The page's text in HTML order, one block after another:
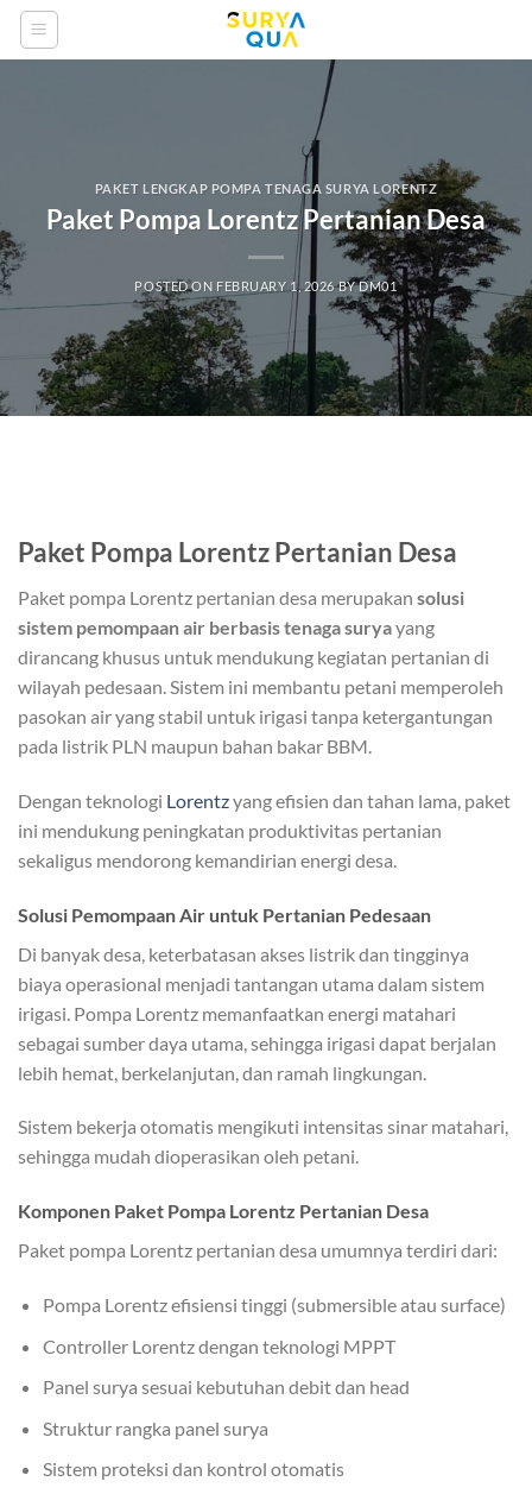
Skip
PAKET LENGKAP POMPA TENAGA SURYA LORENTZ
Paket Pompa Lorentz Pertanian Desa
POSTED ON FEBRUARY 1, 2026BYDM01
Paket Pompa Lorentz Pertanian Desa
Paket pompa Lorentz pertanian desa merupakan solusi
sistem pemompaan air berbasis tenaga suryayang
dirancang khusus untuk mendukung kegiatan pertanian di
wilayah pedesaan. Sistem ini membantu petani memperoleh
pasokan air yang stabil untuk irigasi tanpa ketergantungan
pada listrik PLN maupun bahan bakar BBM.
Dengan teknologi Lorentzyang efisien dan tahan lama, paket
ini mendukung peningkatan produktivitas pertanian
sekaligus mendorong kemandirian energi desa.
Solusi Pemompaan Air untuk Pertanian Pedesaan
Di banyak desa, keterbatasan akses listrik dan tingginya
biaya operasional menjadi tantangan utama dalam sistem
irigasi. Pompa Lorentz memanfaatkan energi matahari
sebagai sumber daya utama, sehingga irigasi dapat berjalan
lebih hemat, berkelanjutan, dan ramah lingkungan.
Sistem bekerja otomatis mengikuti intensitas sinar matahari,
sehingga mudah dioperasikan oleh petani.
Komponen Paket Pompa Lorentz Pertanian Desa
Paket pompa Lorentz pertanian desa umumnya terdiri dari:
Pompa Lorentz efisiensi tinggi (submersible atau surface)
Controller Lorentz dengan teknologi MPPT
Panel surya sesuai kebutuhan debit dan head
Struktur rangka panel surya
Sistem proteksi dan kontrol otomatis